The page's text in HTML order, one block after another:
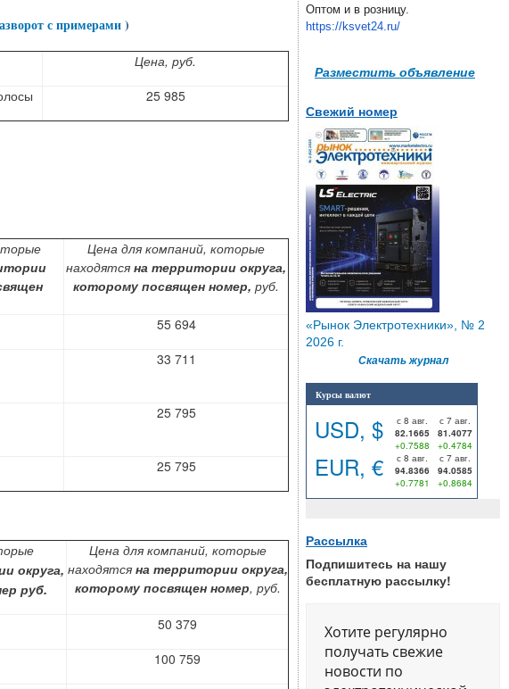
с примерами)
Цена, руб.
25 985
Цена для компаний, которые
находятся на территории округа,
которому посвящен номер, руб.
55 694
33 711
25 795
25 795
округа,
руб.
Цена для компаний, которые
находятся на территории округа,
которому посвящен номер, руб.
50 379
100 759
Оптом и в розницу.
https://ksvet24.ru/
Разместить объявление
Свежий номер
«Рынок Электротехники», № 2
2026 г.
Скачать журнал
Курсы валют
USD, $ с 8 авг. с 7 авг.
82.1665 81.4077
+0.7588 +0.4784
EUR, € с 8 авг. с 7 авг.
94.8366 94.0585
+0.7781 +0.8684
Рассылка
Подпишитесь на нашу
бесплатную рассылку!
Хотите регулярно
получать свежие
новости по